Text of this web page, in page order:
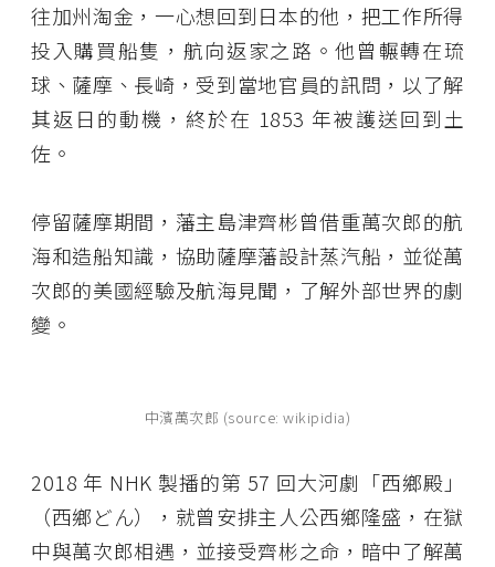
往加州淘金，一心想回到日本的他，把工作所得
投入購買船隻，航向返家之路。他曾輾轉在琉
球、薩摩、長崎，受到當地官員的訊問，以了解
其返日的動機，終於在 1853 年被護送回到土
佐。
停留薩摩期間，藩主島津齊彬曾借重萬次郎的航
海和造船知識，協助薩摩藩設計蒸汽船，並從萬
次郎的美國經驗及航海見聞，了解外部世界的劇
變。
中濱萬次郎 (source: wikipidia)
2018 年 NHK 製播的第 57 回大河劇「西鄉殿」
（西鄉どん），就曾安排主人公西鄉隆盛，在獄
中與萬次郎相遇，並接受齊彬之命，暗中了解萬